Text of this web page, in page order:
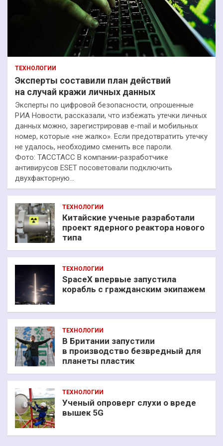
ТЕХНОЛОГИИ
Эксперты составили план действий
на случай кражи личных данных
Эксперты по цифровой безопасности, опрошенные
РИА Новости, рассказали, что избежать утечки личных
данных можно, зарегистрировав e-mail и мобильных
номер, которые «не жалко». Если предотвратить утечку
не удалось, необходимо сменить все пароли.
Фото: ТАССТАСС В компании-разработчике
антивирусов ESET посоветовали подключить
двухфакторную…
ТЕХНОЛОГИИ
Китайские ученые разработали
проект ядерного реактора нового
типа
ТЕХНОЛОГИИ
SpaceX впервые запустила
корабль с гражданским экипажем
ТЕХНОЛОГИИ
В Британии запустили
в производство безвредный для
планеты пластик
ТЕХНОЛОГИИ
Ученый опроверг слухи о вреде
вышек 5G